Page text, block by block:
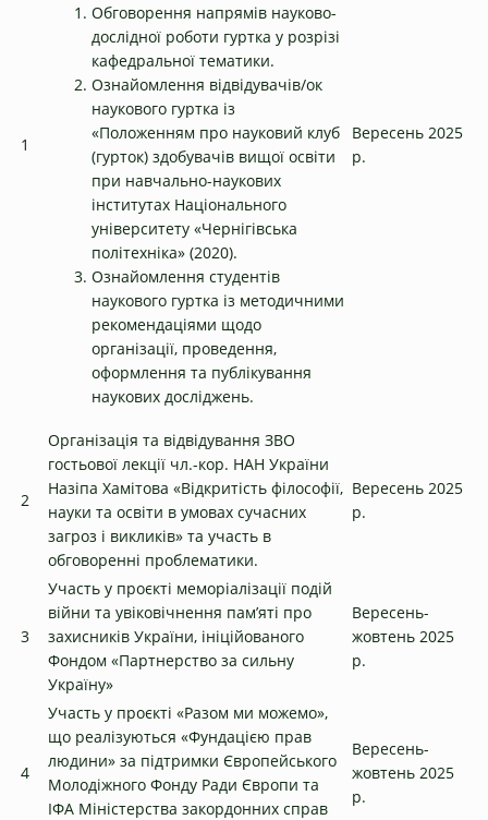
1
Обговорення напрямів науково-
дослідної роботи гуртка у розрізі
кафедральної тематики.
Ознайомлення відвідувачів/ок
наукового гуртка із
«Положенням про науковий клуб
(гурток) здобувачів вищої освіти
при навчально-наукових
інститутах Національного
університету «Чернігівська
політехніка» (2020).
Ознайомлення студентів
наукового гуртка із методичними
рекомендаціями щодо
організації, проведення,
оформлення та публікування
наукових досліджень.
Вересень 2025
р.
2
Організація та відвідування ЗВО
гостьової лекції чл.-кор. НАН України
Назіпа Хамітова «Відкритість філософії,
науки та освіти в умовах сучасних
загроз і викликів» та участь в
обговоренні проблематики.
Вересень 2025
р.
3
Участь у проєкті меморіалізації подій
війни та увіковічнення пам’яті про
захисників України, ініційованого
Фондом «Партнерство за сильну
Україну»
Вересень-
жовтень 2025
р.
4
Участь у проєкті «Разом ми можемо»,
що реалізуються «Фундацією прав
людини» за підтримки Європейського
Молодіжного Фонду Ради Європи та
ІФА Міністерства закордонних справ
Вересень-
жовтень 2025
р.